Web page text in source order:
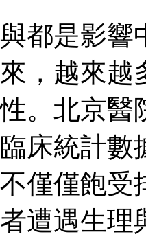
與都是影響
來，越來越
性。北京醫
臨床統計數
不僅僅飽受
者遭遇生理